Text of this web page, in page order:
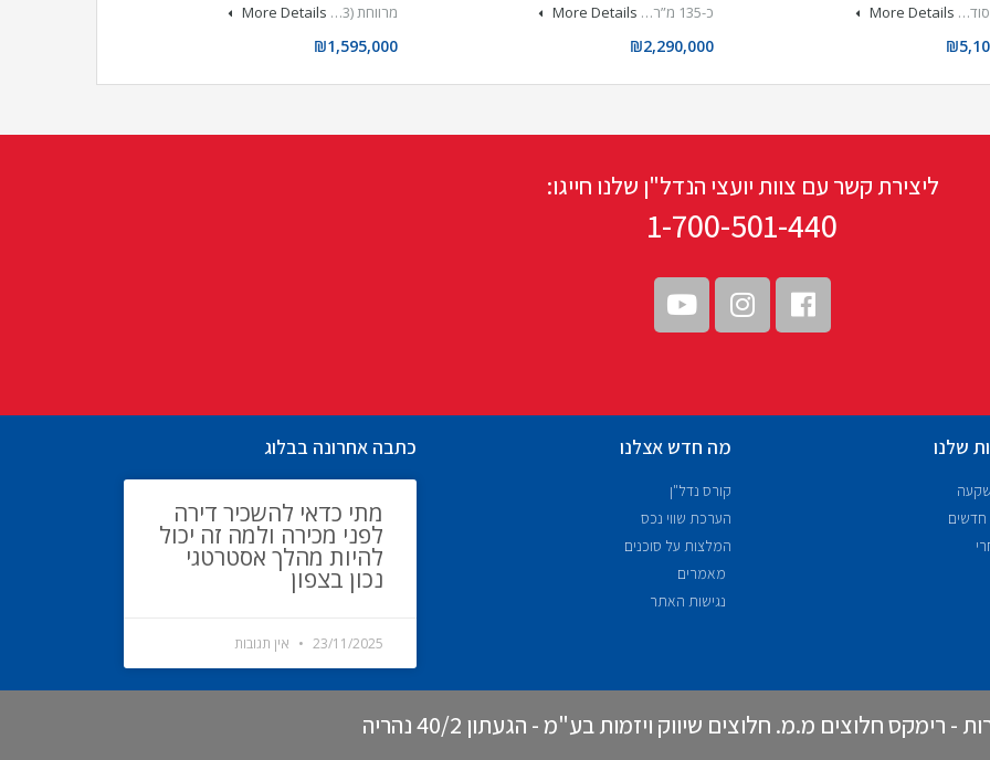
More Details
כ-135 מ”ר…
More Details
₪2,290,000
מרווחת (3…
More Details
₪1,595,000
ליצירת קשר עם צוות יועצי הנדל"ן שלנו חייגו:
1-700-501-440
שלנו
חדשים
מה חדש אצלנו
קורס נדל"ן
הערכת שווי נכס
המלצות על סוכנים
מאמרים
נגישות האתר
כתבה אחרונה בבלוג
מתי כדאי להשכיר דירה
לפני מכירה ולמה זה יכול
להיות מהלך אסטרטגי
נכון בצפון
23/11/2025 אין תגובות
- רימקס חלוצים מ.מ. חלוצים שיווק ויזמות בע"מ - הגעתון 40/2 נהריה